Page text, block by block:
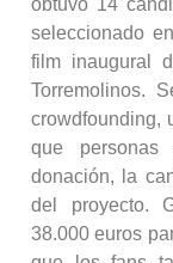
obtuvo 14
seleccionado
film inaugural
Torremolinos.
crowdfounding,
que personas
donación, la
del proyecto.
38.000 euros